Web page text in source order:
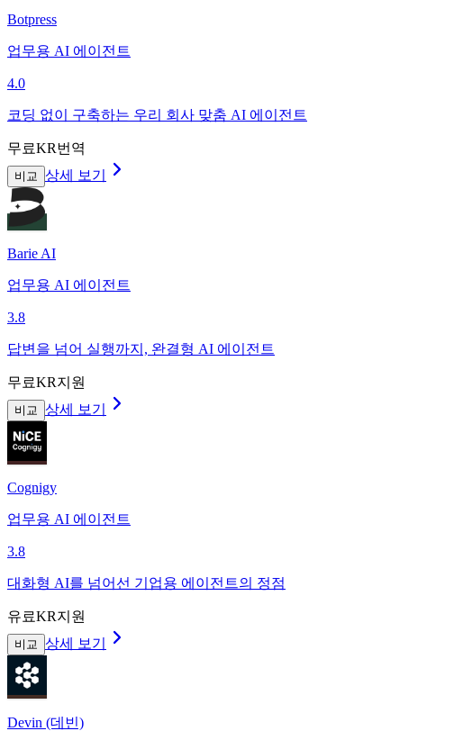
Botpress
업무용 AI 에이전트
4.0
코딩 없이 구축하는 우리 회사 맞춤 AI 에이전트
무료KR번역
비교 상세 보기
Barie AI
업무용 AI 에이전트
3.8
답변을 넘어 실행까지, 완결형 AI 에이전트
무료KR지원
비교 상세 보기
Cognigy
업무용 AI 에이전트
3.8
대화형 AI를 넘어선 기업용 에이전트의 정점
유료KR지원
비교 상세 보기
Devin (데빈)